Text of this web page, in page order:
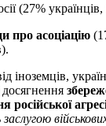
(27%
про асоціацію
іноземців,
досягнення
російської